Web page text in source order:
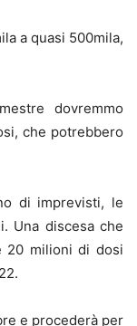
a quasi 500mila,
dovremmo
che potrebbero
di imprevisti, le
Una discesa che
20 milioni di dosi
e procederà per